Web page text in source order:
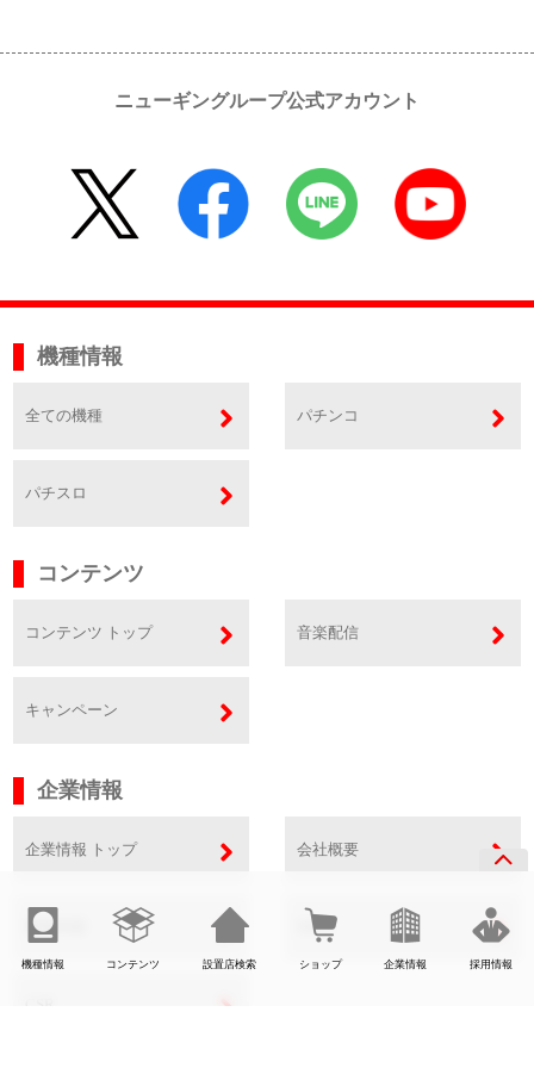
機種情報 コンテンツ 設置店検索 ショップ 企業情報 採用情報
ニューギングループ公式アカウント
機種情報
全ての機種 パチンコ
パチスロ
コンテンツ
コンテンツ トップ 音楽配信
キャンペーン
企業情報
企業情報 トップ 会社概要
事業内容 SDGs